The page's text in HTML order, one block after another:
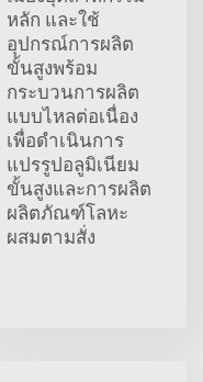
หลัก และใช้
อุปกรณ์การผลิต
ขั้นสูงพร้อม
กระบวนการผลิต
แบบไหลต่อเนื่อง
เพื่อดำเนินการ
แปรรูปอลูมิเนียม
ขั้นสูงและการผลิต
ผลิตภัณฑ์โลหะ
ผสมตามสั่ง